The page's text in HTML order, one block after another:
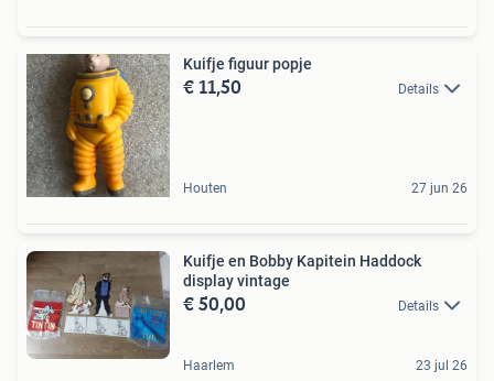
Kuifje figuur popje
€ 11,50 Details
Houten 27 jun 26
Kuifje en Bobby Kapitein Haddock
display vintage
€ 50,00 Details
Haarlem 23 jul 26